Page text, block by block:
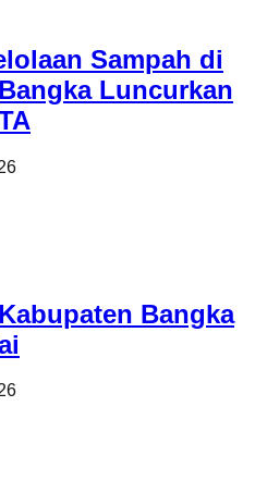
Sampah di
Luncurkan
Bangka